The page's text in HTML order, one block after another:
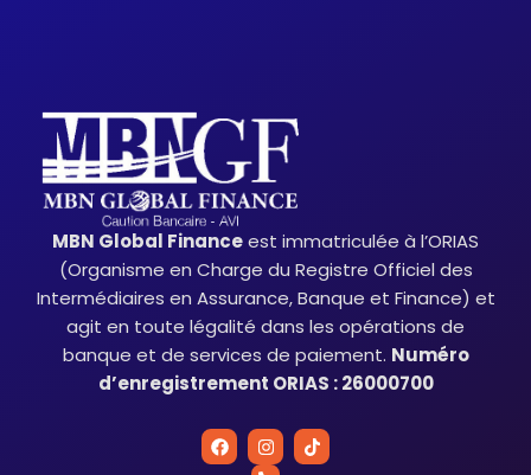
MBN Global Financeest immatriculée à l’ORIAS
(Organisme en Charge du Registre Officiel des
Intermédiaires en Assurance, Banque et Finance) et
agit en toute légalité dans les opérations de
banque et de services de paiement. Numéro
d’enregistrement ORIAS : 26000700
F
a
I
n
T
i